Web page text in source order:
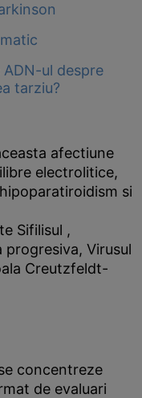
ul despre
tarziu?
afectiune
electrolitice,
si
Sifilisul ,
Virusul
Creutzfeldt-
concentreze
de evaluari